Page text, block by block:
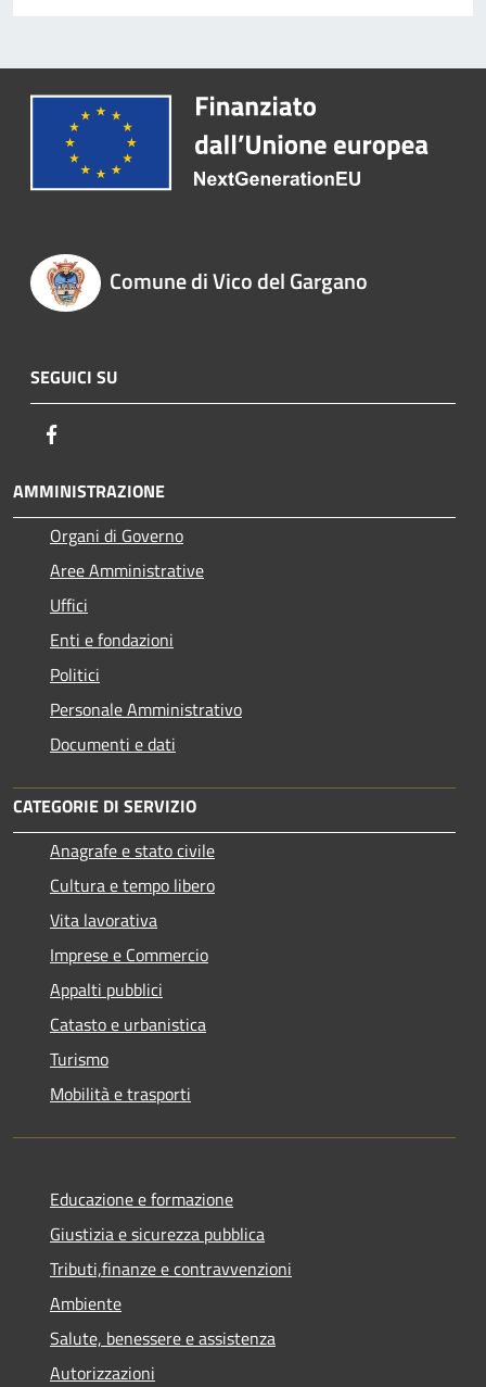
Comune di Vico del Gargano
SEGUICI SU
AMMINISTRAZIONE
Organi di Governo
Aree Amministrative
Uffici
Enti e fondazioni
Politici
Personale Amministrativo
Documenti e dati
CATEGORIE DI SERVIZIO
Anagrafe e stato civile
Cultura e tempo libero
Vita lavorativa
Imprese e Commercio
Appalti pubblici
Catasto e urbanistica
Turismo
Mobilità e trasporti
Educazione e formazione
Giustizia e sicurezza pubblica
Tributi,finanze e contravvenzioni
Ambiente
Salute, benessere e assistenza
Autorizzazioni